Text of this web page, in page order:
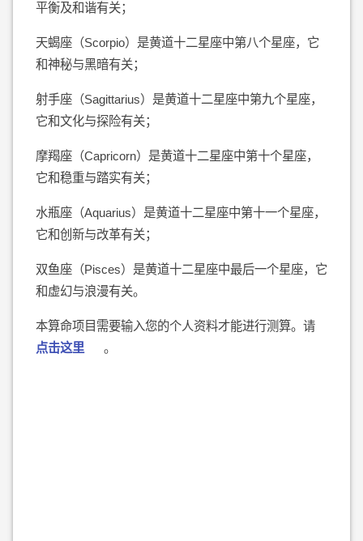
平衡及和谐有关；
天蝎座（Scorpio）是黄道十二星座中第八个星座，它
和神秘与黑暗有关；
射手座（Sagittarius）是黄道十二星座中第九个星座，
它和文化与探险有关；
摩羯座（Capricorn）是黄道十二星座中第十个星座，
它和稳重与踏实有关；
水瓶座（Aquarius）是黄道十二星座中第十一个星座，
它和创新与改革有关；
双鱼座（Pisces）是黄道十二星座中最后一个星座，它
和虚幻与浪漫有关。
本算命项目需要输入您的个人资料才能进行测算。请
点击这里
。